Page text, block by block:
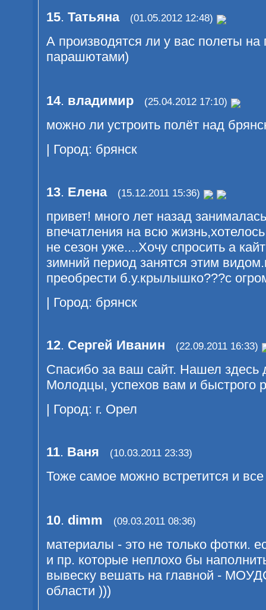
15. Татьяна (01.05.2012 12:48)
А производятся ли у вас полеты на
парашютами)
14. владимир (25.04.2012 17:10)
можно ли устроить полёт над
| Город: брянск
13. Елена (15.12.2011 15:36)
привет! много лет назад
впечатления на всю
не сезон уже....Хочу спросить а
зимний период занятся этим
преобрести б.у.крылышко???с
| Город: брянск
12. Сергей Иванин (22.09.2011 16:33)
Спасибо за ваш сайт. Нашел здесь
Молодцы, успехов вам и быстрого
| Город: г. Орел
11. Ваня (10.03.2011 23:33)
Тоже самое можно встретится и
10. dimm (09.03.2011 08:36)
материалы - это не только фотки.
и пр. которые неплохо бы
вывеску вешать на главной -
области )))